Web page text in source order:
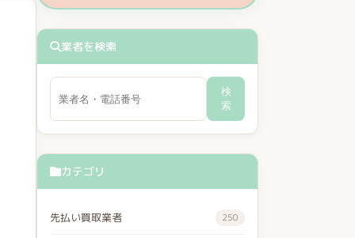
業者を検索
検
索
カテゴリ
先払い買取業者 250